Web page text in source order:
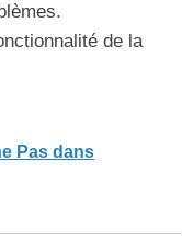
de la
Pas dans